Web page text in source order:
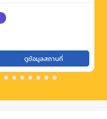
ดูข้อมูลสถานที่